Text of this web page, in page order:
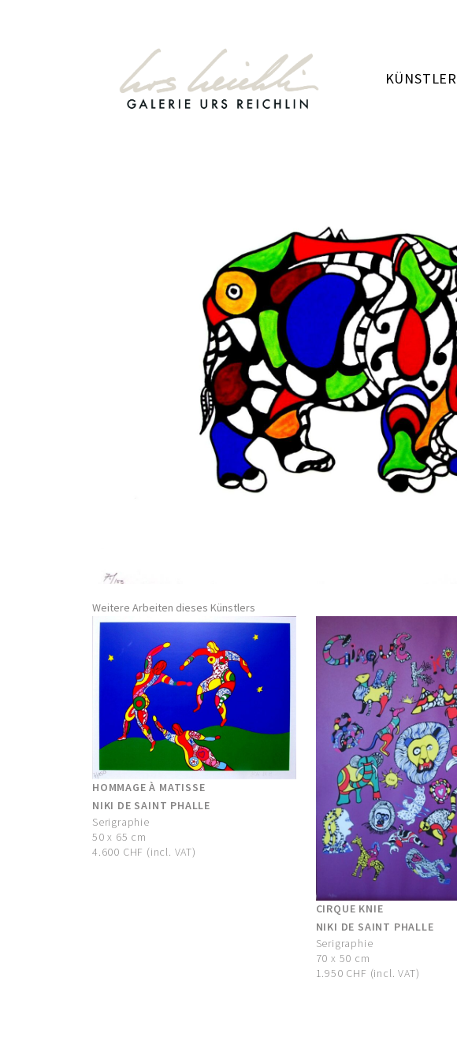
KÜNSTLER
Weitere Arbeiten dieses Künstlers
HOMMAGE À MATISSE
NIKI DE SAINT PHALLE
Serigraphie
50 x 65 cm
4.600 CHF (incl. VAT)
CIRQUE KNIE
NIKI DE SAINT PHALLE
Serigraphie
70 x 50 cm
1.950 CHF (incl. VAT)